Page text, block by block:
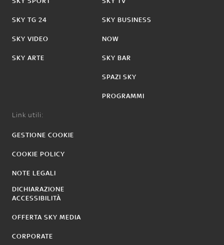
SKY TG 24
SKY VIDEO
SKY ARTE
SKY BUSINESS
NOW
SKY BAR
SPAZI SKY
PROGRAMMI
Link utili:
GESTIONE COOKIE
COOKIE POLICY
NOTE LEGALI
DICHIARAZIONE
ACCESSIBILITÀ
OFFERTA SKY MEDIA
CORPORATE